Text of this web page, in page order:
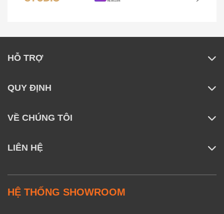
Thông số kĩ thuật
Thương hiệu
ZMI
Model
AL501
HỖ TRỢ
QUY ĐỊNH
VỀ CHÚNG TÔI
LIÊN HỆ
HỆ THỐNG SHOWROOM